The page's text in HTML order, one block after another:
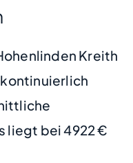
Kreith
liegt bei 4922 €